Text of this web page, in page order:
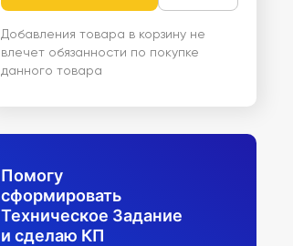
Добавления товара в корзину не
влечет обязанности по покупке
данного товара
Помогу
сформировать
Техническое Задание
и сделаю КП